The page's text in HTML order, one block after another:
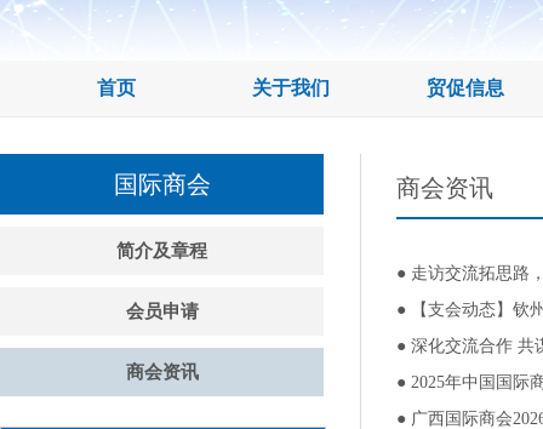
首页 关于我们 贸促信息
国际商会
简介及章程
会员申请
商会资讯
商会资讯
● 走访交流拓思路
●
【支会动态】钦
● 深化交流合作 共
● 2025年中国国际
● 广西国际商会